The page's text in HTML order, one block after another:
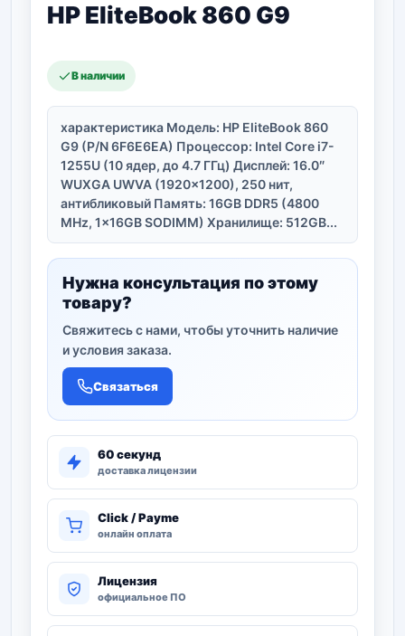
HP EliteBook 860 G9
В наличии
характеристика Модель: HP EliteBook 860
G9 (P/N 6F6E6EA) Процессор: Intel Core i7-
1255U (10 ядер, до 4.7 ГГц) Дисплей: 16.0″
WUXGA UWVA (1920×1200), 250 нит,
антибликовый Память: 16GB DDR5 (4800
MHz, 1x16GB SODIMM) Хранилище: 512GB...
Нужна консультация по этому
товару?
Свяжитесь с нами, чтобы уточнить наличие
и условия заказа.
Связаться
60 секунд
доставка лицензии
Click / Payme
онлайн оплата
Лицензия
официальное ПО